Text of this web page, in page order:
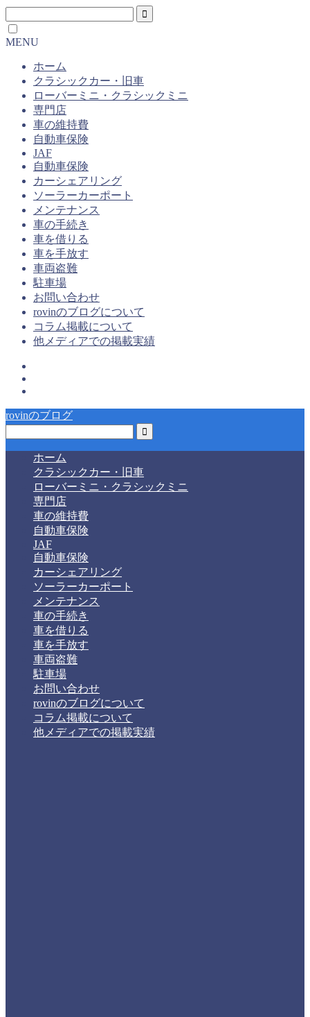
MENU
ホーム
クラシックカー・旧車
ローバーミニ・クラシックミニ
専門店
車の維持費
自動車保険
JAF
自動車保険
カーシェアリング
ソーラーカーポート
メンテナンス
車の手続き
車を借りる
車を手放す
車両盗難
駐車場
お問い合わせ
rovinのブログについて
コラム掲載について
他メディアでの掲載実績
rovinのブログ
ホーム
クラシックカー・旧車
ローバーミニ・クラシックミニ
専門店
車の維持費
自動車保険
JAF
自動車保険
カーシェアリング
ソーラーカーポート
メンテナンス
車の手続き
車を借りる
車を手放す
車両盗難
駐車場
お問い合わせ
rovinのブログについて
コラム掲載について
他メディアでの掲載実績